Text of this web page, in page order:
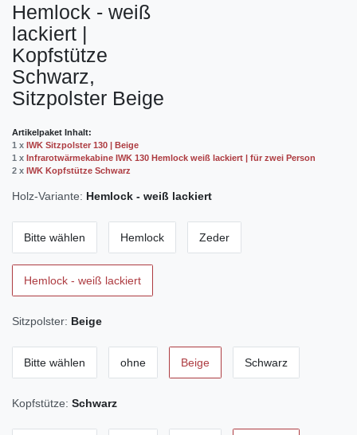
Hemlock - weiß
lackiert |
Kopfstütze
Schwarz,
Sitzpolster Beige
Artikelpaket Inhalt:
1 x IWK Sitzpolster 130 | Beige
1 x Infrarotwärmekabine IWK 130 Hemlock weiß lackiert | für zwei Person
2 x IWK Kopfstütze Schwarz
Holz-Variante: Hemlock - weiß lackiert
Bitte wählen Hemlock Zeder
Hemlock - weiß lackiert
Sitzpolster: Beige
Bitte wählen ohne Beige Schwarz
Kopfstütze: Schwarz